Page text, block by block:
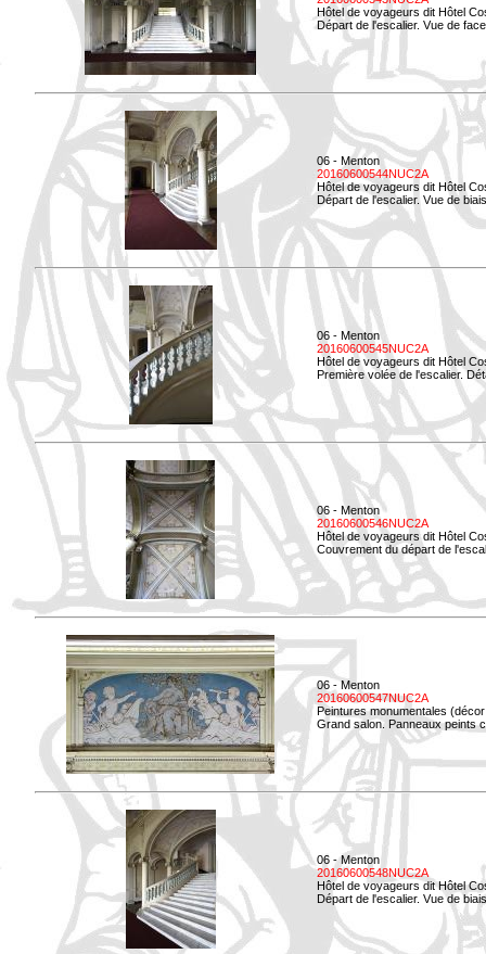
Hôtel de voyageurs dit Hôtel
Départ de l'escalier. Vue de
06 - Menton
20160600544NUC2A
Hôtel de voyageurs dit Hôtel
Départ de l'escalier. Vue de
06 - Menton
20160600545NUC2A
Hôtel de voyageurs dit Hôtel
Première volée de l'escalier.
06 - Menton
20160600546NUC2A
Hôtel de voyageurs dit Hôtel
Couvrement du départ de
06 - Menton
20160600547NUC2A
Peintures monumentales
Grand salon. Panneaux peints
06 - Menton
20160600548NUC2A
Hôtel de voyageurs dit Hôtel
Départ de l'escalier. Vue de